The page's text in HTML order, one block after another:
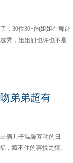
，30位30+的姐姐在舞台
秀，姐姐们也许也不是
弟弟超有
俩儿子温馨互动的日
，藏不住的喜悦之情。